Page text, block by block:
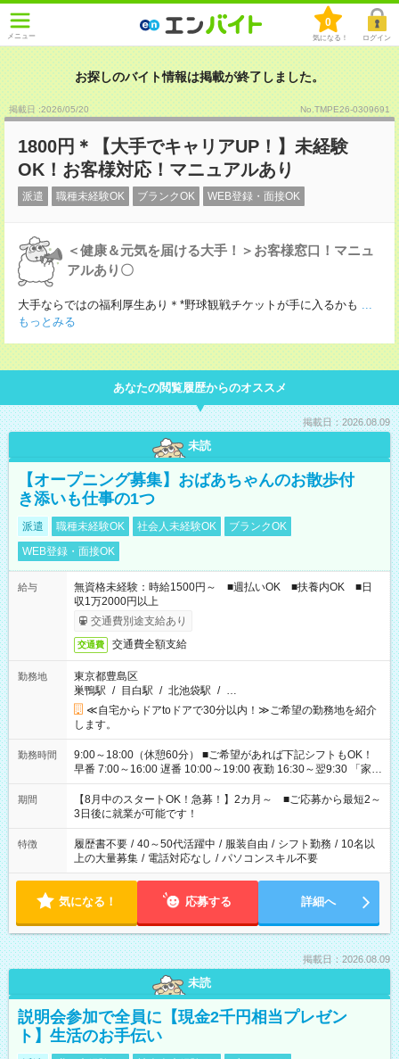
メニュー
0
気になる！ ログイン
お探しのバイト情報は掲載が終了しました。
掲載日 :2026/05/20 No.TMPE26-0309691
1800円＊【大手でキャリアUP！】未経験
OK！お客様対応！マニュアルあり
派遣 職種未経験OK ブランクOK WEB登録・面接OK
＜健康＆元気を届ける大手！＞お客様窓口！マニュ
アルあり〇
大手ならではの福利厚生あり＊*野球観戦チケットが手に入るかも ...
もっとみる
あなたの閲覧履歴からのオススメ
掲載日：2026.08.09
未読
【オープニング募集】おばあちゃんのお散歩付
き添いも仕事の1つ
派遣 職種未経験OK 社会人未経験OK
ブランクOK
WEB登録・面接OK
給与
無資格未経験：時給1500円～ ■週払いOK ■扶養内OK ■日
収1万2000円以上
交通費別途支給あり
交通費 交通費全額支給
勤務地
東京都豊島区
巣鴨駅 / 目白駅 / 北池袋駅 / …
≪自宅からドアtoドアで30分以内！≫ご希望の勤務地を紹介
します。
勤務時間
9:00～18:00（休憩60分） ■ご希望があれば下記シフトもOK！
早番 7:00～16:00 遅番 10:00～19:00 夜勤 16:30～翌9:30 「家族
と休みを合わせたい」 「余裕を持って夕飯の準備がしたい」
「できれば残業はしたくない」 など、ご希望を教えてください
ね。 ※Wワーク希望の方へ 今ご覧のお仕事で希望する勤務時間
と、もう1つのお仕事の勤務時間。 合計で週40時間を超える場
合は応募できません。
期間
【8月中のスタートOK！急募！】2カ月～ ■ご応募から最短2～
3日後に就業が可能です！
特徴 履歴書不要 / 40～50代活躍中 / 服装自由 / シフト勤務 / 10名以
上の大量募集 / 電話対応なし / パソコンスキル不要
気になる！ 応募する 詳細へ
掲載日：2026.08.09
未読
説明会参加で全員に【現金2千円相当プレゼン
ト】生活のお手伝い